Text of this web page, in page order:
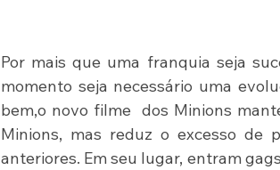
Por mais que uma franquia seja
momento seja necessário uma
bem,o novo filme  dos Minions
Minions, mas reduz o excesso de
anteriores. Em seu lugar, entram